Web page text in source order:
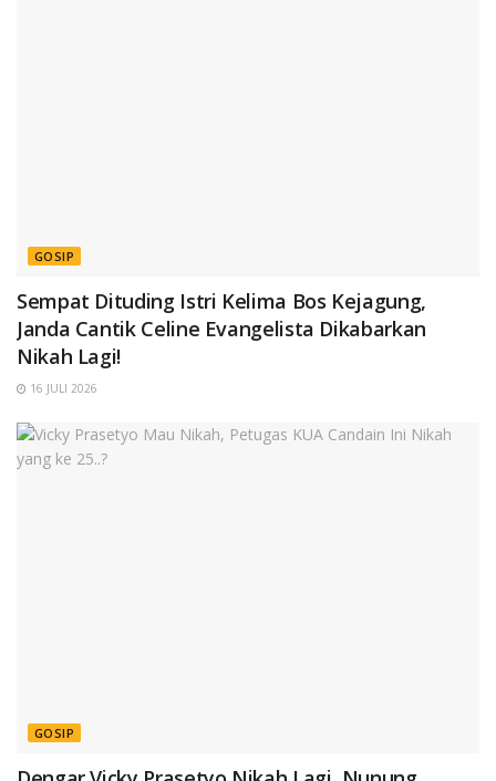
GOSIP
Sempat Dituding Istri Kelima Bos Kejagung,
Janda Cantik Celine Evangelista Dikabarkan
Nikah Lagi!
16 JULI 2026
GOSIP